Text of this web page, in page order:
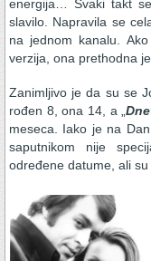
energija… Svaki takt
slavilo. Napravila se
na jednom kanalu.
verzija, ona prethodna
Zanimljivo je da su se
rođen 8, ona 14, a „
meseca. Iako je na
saputnikom nije
određene datume, ali su